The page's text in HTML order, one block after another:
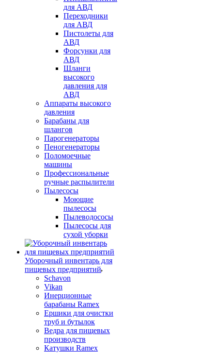
для АВД
Переходники
для АВД
Пистолеты для
АВД
Форсунки для
АВД
Шланги
высокого
давления для
АВД
Аппараты высокого
давления
Барабаны для
шлангов
Парогенераторы
Пеногенераторы
Поломоечные
машины
Профессиональные
ручные распылители
Пылесосы
Моющие
пылесосы
Пылеводососы
Пылесосы для
сухой уборки
Уборочный инвентарь для
пищевых предприятий
Schavon
Vikan
Инерционные
барабаны Ramex
Ершики для очистки
труб и бутылок
Ведра для пищевых
производств
Катушки Ramex